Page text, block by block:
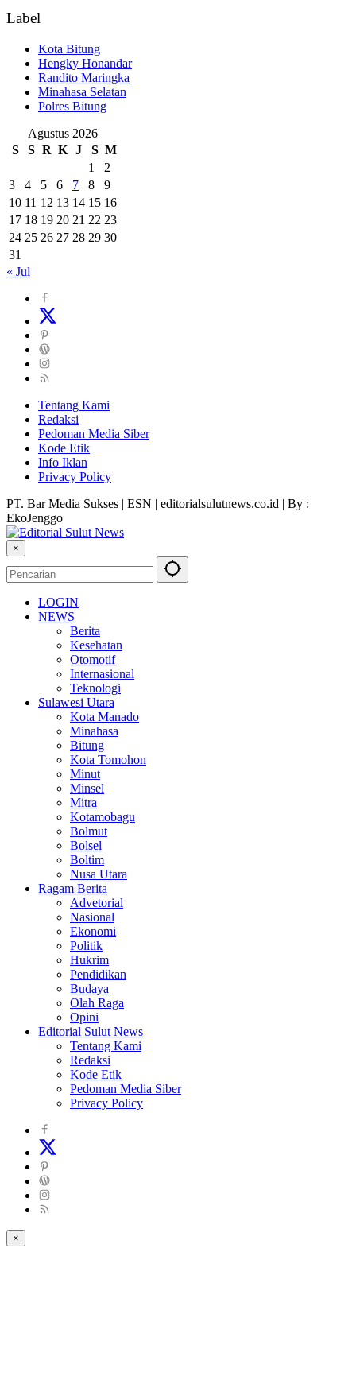
Label
Kota Bitung
Hengky Honandar
Randito Maringka
Minahasa Selatan
Polres Bitung
Agustus 2026
S
S R K J S M
1
2
3
4 5 6 7 8
9
10 11 12 13 14 15 16
17 18 19 20 21 22 23
24 25 26 27 28 29 30
31
« Jul
Tentang Kami
Redaksi
Pedoman Media Siber
Kode Etik
Info Iklan
Privacy Policy
PT. Bar Media Sukses | ESN | editorialsulutnews.co.id | By :
EkoJenggo
×
LOGIN
NEWS
Berita
Kesehatan
Otomotif
Internasional
Teknologi
Sulawesi Utara
Kota Manado
Minahasa
Bitung
Kota Tomohon
Minut
Minsel
Mitra
Kotamobagu
Bolmut
Bolsel
Boltim
Nusa Utara
Ragam Berita
Advetorial
Nasional
Ekonomi
Politik
Hukrim
Pendidikan
Budaya
Olah Raga
Opini
Editorial Sulut News
Tentang Kami
Redaksi
Kode Etik
Pedoman Media Siber
Privacy Policy
×